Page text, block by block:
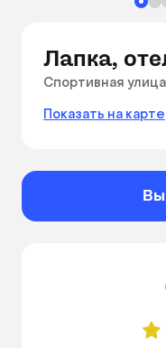
Лапка,
Спортивная
Показать на карте